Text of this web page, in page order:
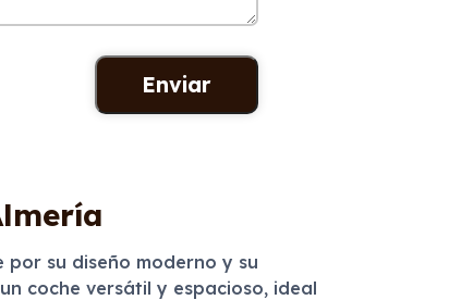
por su diseño moderno y su
coche versátil y espacioso, ideal